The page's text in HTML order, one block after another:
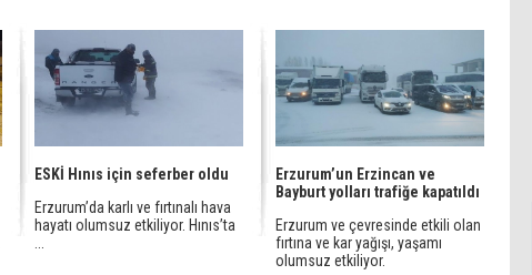
ESKİ Hınıs için seferber oldu
Erzurum’da karlı ve fırtınalı hava
hayatı olumsuz etkiliyor. Hınıs’ta
Erzurum’un Erzincan ve
Bayburt yolları trafiğe kapatıldı
Erzurum ve çevresinde etkili olan
fırtına ve kar yağışı, yaşamı
olumsuz etkiliyor.